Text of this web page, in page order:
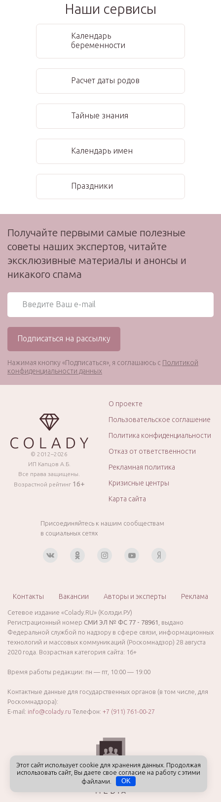
Наши сервисы
Календарь
беременности
Расчет даты родов
Тайные знания
Календарь имен
Праздники
Получайте первыми самые полезные
советы наших экспертов, читайте
эксклюзивные материалы и анонсы и
никакого спама
Нажимая кнопку «Подписаться», я соглашаюсь с Политикой
конфиденциальности данных
© 2012–2026
ИП Капцов А.Б.
Все права защищены.
Возрастной рейтинг 16+
О проекте
Пользовательское соглашение
Политика конфиденциальности
Отказ от ответственности
Рекламная политика
Кризисные центры
Карта сайта
Присоединяйтесь к нашим сообществам
в социальных сетях
Контакты Вакансии Авторы и эксперты Реклама
Сетевое издание «Colady.RU» (Колэди.РУ)
Регистрационный номер СМИ ЭЛ № ФС 77 - 78961
, выдано
Федеральной службой по надзору в сфере связи, информационных
технологий и массовых коммуникаций (Роскомнадзор) 28 августа
2020 года. Возрастная категория сайта: 16+
Время работы редакции: пн — пт, 10:00 — 19:00
Контактные данные для государственных органов (в том числе, для
Роскомнадзора):
E-mail: info@colady.ru Телефон: +7 (911) 761-00-27
Этот сайт использует cookie для хранения данных. Продолжая
использовать сайт, Вы даете свое согласие на работу с этими
файлами.
OK